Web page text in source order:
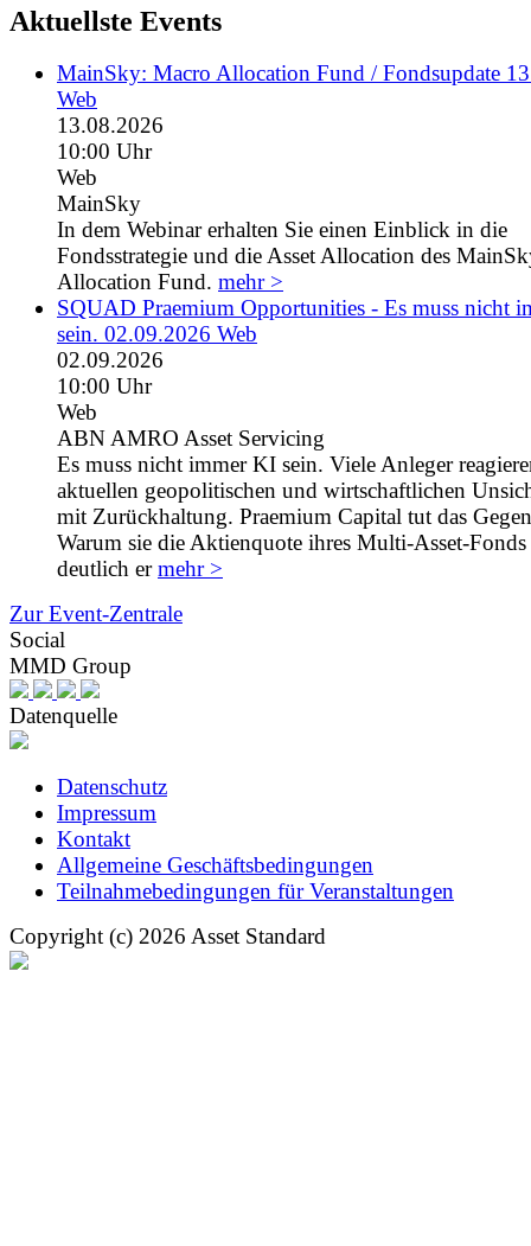
Aktuellste Events
MainSky: Macro Allocation Fund / Fondsupdate
Web
13.08.2026
10:00 Uhr
Web
MainSky
In dem Webinar erhalten Sie einen Einblick in die
Fondsstrategie und die Asset Allocation des
Allocation Fund. mehr >
SQUAD Praemium Opportunities - Es muss nicht
sein. 02.09.2026 Web
02.09.2026
10:00 Uhr
Web
ABN AMRO Asset Servicing
Es muss nicht immer KI sein. Viele Anleger
aktuellen geopolitischen und wirtschaftlichen
mit Zurückhaltung. Praemium Capital tut das
Warum sie die Aktienquote ihres Multi-Asset-Fonds
deutlich ermehr >
Zur Event-Zentrale
Social
MMD Group
Datenquelle
Datenschutz
Impressum
Kontakt
Allgemeine Geschäftsbedingungen
Teilnahmebedingungen für Veranstaltungen
Copyright (c) 2026 Asset Standard